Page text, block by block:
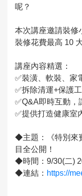
呢？
本次講座邀請裝修
裝修花費最高 10
講座內容精選：
✅裝潢、軟裝、家
✅拆除清運+保護
✅Q&A即時互動，
✅提供打造健康室
◆主題：《特別來
目全公開！
◆時間：9/30(二)
◆連結： https://